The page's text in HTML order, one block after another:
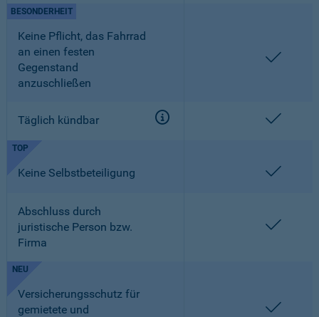
Keine Pflicht, das Fahrrad
an einen festen
Gegenstand
anzuschließen
BESONDERHEIT
Täglich kündbar
TOP
Keine Selbstbeteiligung
Abschluss durch
juristische Person bzw.
Firma
NEU
Versicherungsschutz für
gemietete und